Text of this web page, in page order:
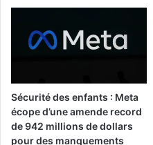
Sécurité des enfants : Meta
écope d’une amende record
de 942 millions de dollars
pour des manquements